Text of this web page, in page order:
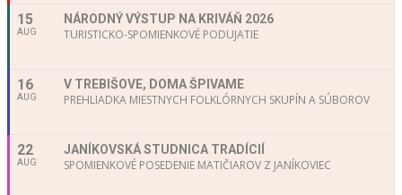
15
AUG
NÁRODNÝ VÝSTUP NA KRIVÁŇ 2026
TURISTICKO-SPOMIENKOVÉ PODUJATIE
16
AUG
V TREBIŠOVE, DOMA ŠPIVAME
PREHLIADKA MIESTNYCH FOLKLÓRNYCH SKUPÍN A SÚBOROV
22
AUG
JANÍKOVSKÁ STUDNICA TRADÍCIÍ
SPOMIENKOVÉ POSEDENIE MATIČIAROV Z JANÍKOVIEC